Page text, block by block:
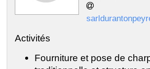
Activités
Fourniture et pose de